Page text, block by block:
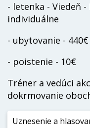
- letenka - Viedeň
individuálne
- ubytovanie - 440€
- poistenie - 10€
Tréner a vedúci
dokrmovanie